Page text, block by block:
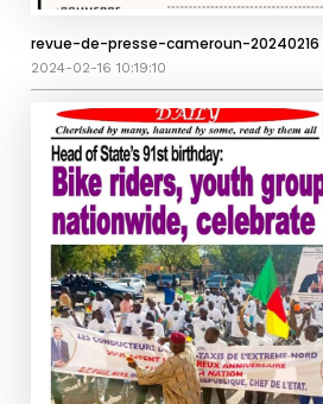
revue-de-presse-cameroun-20240216
2024-02-16 10:19:10